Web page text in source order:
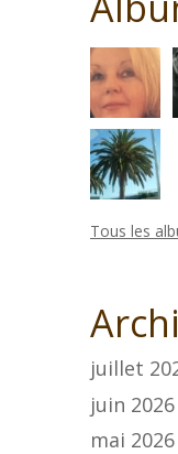
Tous les
juillet
juin 2026
mai 2026